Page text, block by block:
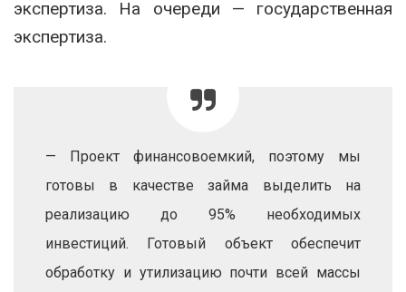
экспертиза. На очереди — государственная
экспертиза.
— Проект финансовоемкий, поэтому мы
готовы в качестве займа выделить на
реализацию до 95% необходимых
инвестиций. Готовый объект обеспечит
обработку и утилизацию почти всей массы